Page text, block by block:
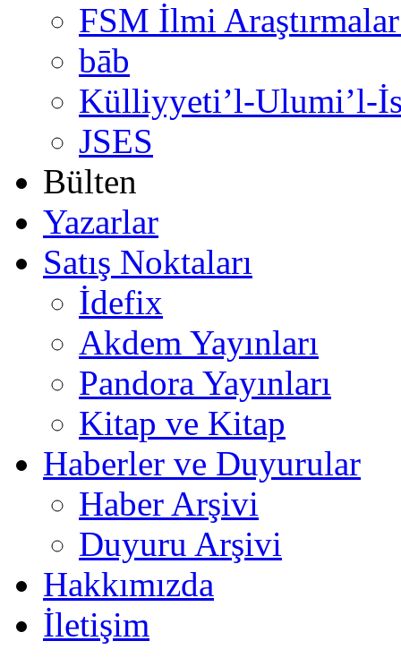
FSM İlmi
bāb
Külliyyeti’l-Ulumi’l-
JSES
Bülten
Yazarlar
Satış Noktaları
İdefix
Akdem Yayınları
Pandora Yayınları
Kitap ve Kitap
Haberler ve Duyurular
Haber Arşivi
Duyuru Arşivi
Hakkımızda
İletişim